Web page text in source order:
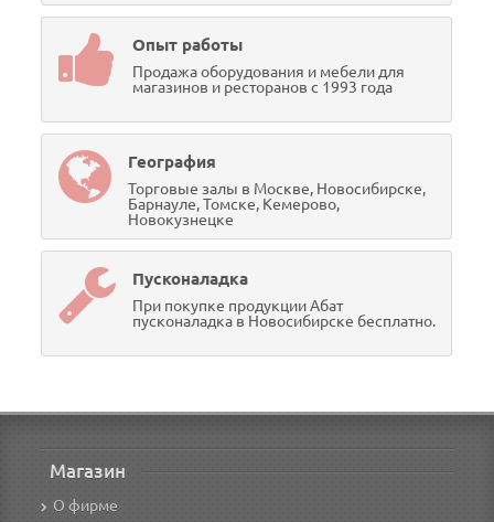
Опыт работы
Продажа оборудования и мебели для
магазинов и ресторанов с 1993 года
География
Торговые залы в Москве, Новосибирске,
Барнауле, Томске, Кемерово,
Новокузнецке
Пусконаладка
При покупке продукции Абат
пусконаладка в Новосибирске бесплатно.
Магазин
О фирме